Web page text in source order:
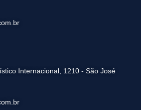
Internacional, 1210 - São José